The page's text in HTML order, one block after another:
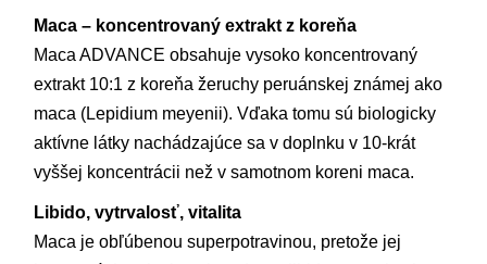
Maca – koncentrovaný extrakt z koreňa
Maca ADVANCE obsahuje vysoko koncentrovaný
extrakt 10:1 z koreňa žeruchy peruánskej známej ako
maca (Lepidium meyenii). Vďaka tomu sú biologicky
aktívne látky nachádzajúce sa v doplnku v 10-krát
vyššej koncentrácii než v samotnom koreni maca.
Libido, vytrvalosť, vitalita
Maca je obľúbenou superpotravinou, pretože jej